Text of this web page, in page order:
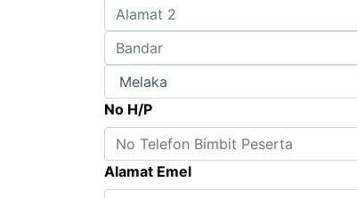
No H/P
Alamat Emel